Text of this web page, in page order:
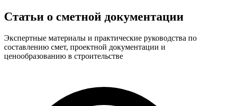
Статьи о сметной документации
Экспертные материалы и практические руководства по
составлению смет, проектной документации и
ценообразованию в строительстве